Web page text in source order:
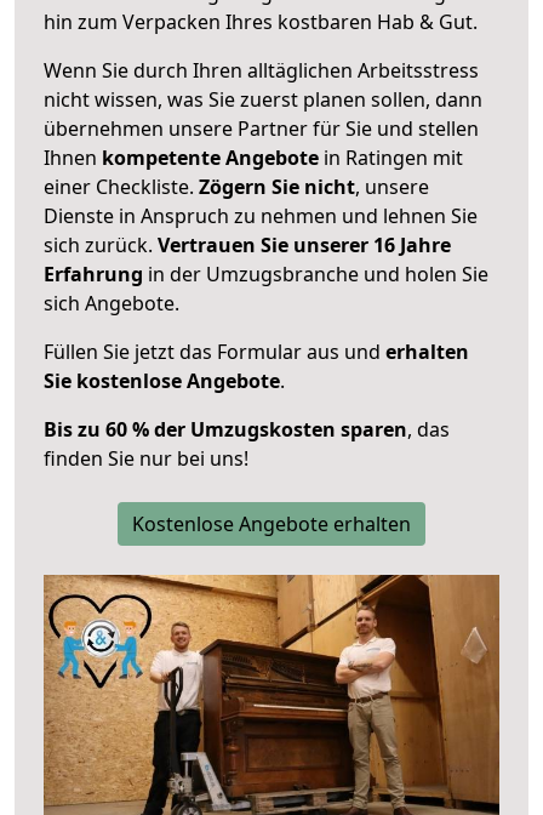
hin zum Verpacken Ihres kostbaren Hab & Gut.
Wenn Sie durch Ihren alltäglichen Arbeitsstress
nicht wissen, was Sie zuerst planen sollen, dann
übernehmen unsere Partner für Sie und stellen
Ihnen kompetente Angebote in Ratingen mit
einer Checkliste. Zögern Sie nicht, unsere
Dienste in Anspruch zu nehmen und lehnen Sie
sich zurück. Vertrauen Sie unserer 16 Jahre
Erfahrung in der Umzugsbranche und holen Sie
sich Angebote.
Füllen Sie jetzt das Formular aus und erhalten
Sie kostenlose Angebote.
Bis zu 60 % der Umzugskosten sparen, das
finden Sie nur bei uns!
Kostenlose Angebote erhalten